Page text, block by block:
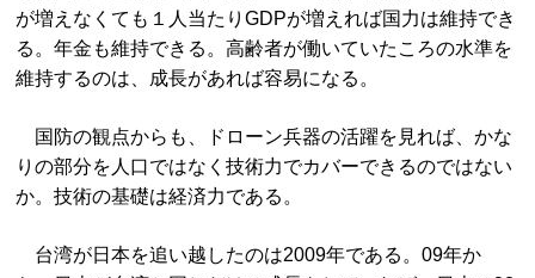
が増えなくても１人当たりGDPが増えれば国力は維持でき
る。年金も維持できる。高齢者が働いていたころの水準を
維持するのは、成長があれば容易になる。
国防の観点からも、ドローン兵器の活躍を見れば、かな
りの部分を人口ではなく技術力でカバーできるのではない
か。技術の基礎は経済力である。
台湾が日本を追い越したのは2009年である。09年か